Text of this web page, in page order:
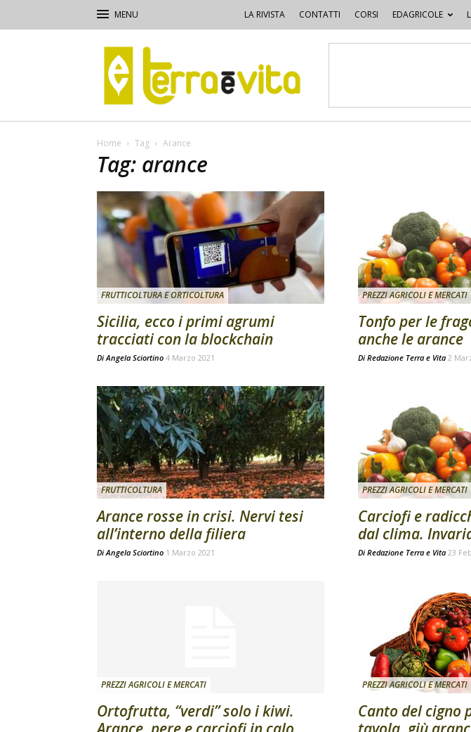
LA RIVISTA CONTATTI CORSI EDAGRICOLE
Terra
e
Vita
Home Tag Arance
Tag: arance
FRUTTICOLTURA E ORTICOLTURA
Sicilia, ecco i primi agrumi
tracciati con la blockchain
DiAngela Sciortino 4 Marzo 2021
PREZZI AGRICOLI E MERCATI
Tonfo per le
anche le arance
Di Redazione Terra e Vita 2
FRUTTICOLTURA
Arance rosse in crisi. Nervi tesi
all’interno della filiera
DiAngela Sciortino 1 Marzo 2021
PREZZI AGRICOLI E MERCATI
Carciofi e
dal clima.
Di Redazione Terra e Vita 23
PREZZI AGRICOLI E MERCATI
Ortofrutta, “verdi” solo i kiwi.
PREZZI AGRICOLI E MERCATI
Canto del cigno